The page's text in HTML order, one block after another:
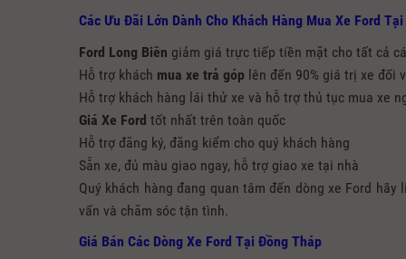
Các Ưu Đãi Lớn Dành Cho Khách Hàng Mua Xe Ford
Ford Long Biên giảm giá trực tiếp tiền mặt cho tất cả
Hỗ trợ khách mua xe trả góp lên đến 90% giá trị xe đối
Hỗ trợ khách hàng lái thử xe và hỗ trợ thủ tục mua xe
Giá Xe Ford tốt nhất trên toàn quốc
Hỗ trợ đăng ký, đăng kiểm cho quý khách hàng
Sẵn xe, đủ màu giao ngay, hỗ trợ giao xe tại nhà
Quý khách hàng đang quan tâm đến dòng xe Ford hãy
vấn và chăm sóc tận tình.
Giá Bán Các Dòng Xe Ford Tại Đồng Tháp